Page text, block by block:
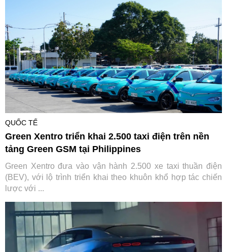
QUỐC TẾ
Green Xentro triển khai 2.500 taxi điện trên nền
tảng Green GSM tại Philippines
Green Xentro đưa vào vận hành 2.500 xe taxi thuần điện
(BEV), với lộ trình triển khai theo khuôn khổ hợp tác chiến
lược với ...